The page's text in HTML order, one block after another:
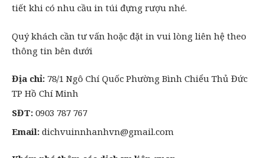
tiết khi có nhu cầu in túi đựng rượu nhé.
Quý khách cần tư vấn hoặc đặt in vui lòng liên hệ theo
thông tin bên dưới
Địa chỉ: 78/1 Ngô Chí Quốc Phường Bình Chiểu Thủ Đức
TP Hồ Chí Minh
SĐT: 0903 787 767
Email: dichvuinnhanhvn@gmail.com